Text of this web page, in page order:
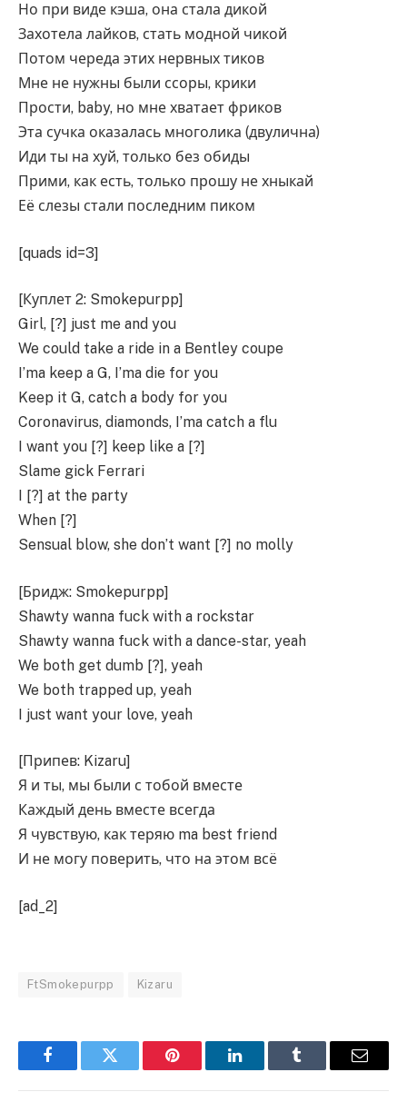
Но при виде кэша, она стала дикой
Захотела лайков, стать модной чикой
Потом череда этих нервных тиков
Мне не нужны были ссоры, крики
Прости, baby, но мне хватает фриков
Эта сучка оказалась многолика (двулична)
Иди ты на хуй, только без обиды
Прими, как есть, только прошу не хныкай
Её слезы стали последним пиком
[quads id=3]
[Куплет 2: Smokepurpp]
Girl, [?] just me and you
We could take a ride in a Bentley coupe
I’ma keep a G, I’ma die for you
Keep it G, catch a body for you
Coronavirus, diamonds, I’ma catch a flu
I want you [?] keep like a [?]
Slame gick Ferrari
I [?] at the party
When [?]
Sensual blow, she don’t want [?] no molly
[Бридж: Smokepurpp]
Shawty wanna fuck with a rockstar
Shawty wanna fuck with a dance-star, yeah
We both get dumb [?], yeah
We both trapped up, yeah
I just want your love, yeah
[Припев: Kizaru]
Я и ты, мы были с тобой вместе
Каждый день вместе всегда
Я чувствую, как теряю ma best friend
И не могу поверить, что на этом всё
[ad_2]
FtSmokepurpp Kizaru
FacebookTwitter Pinterest LinkedInTumblr Email